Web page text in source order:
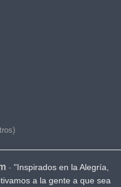
- "Inspirados en la Alegría,
a la gente a que sea